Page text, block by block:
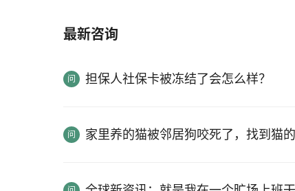
最新咨询
担保人社保卡被冻结了会怎么样？
家里养的猫被邻居狗咬死了，找到猫